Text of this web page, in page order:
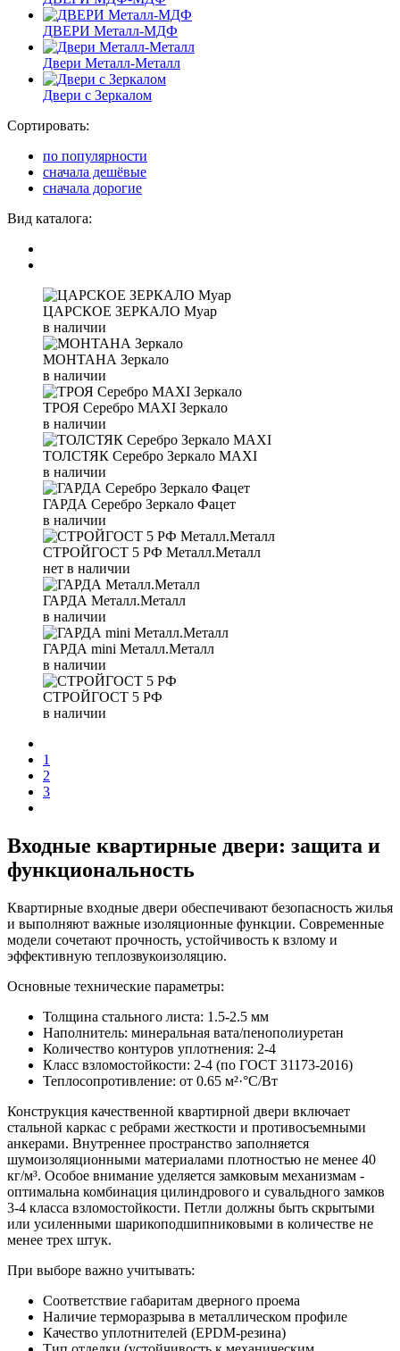
ДВЕРИ Металл-МДФ
Двери Металл-Металл
Двери с Зеркалом
Сортировать:
по популярности
сначала дешёвые
сначала дорогие
Вид каталога:
ЦАРСКОЕ ЗЕРКАЛО Муар
в наличии
МОНТАНА Зеркало
в наличии
ТРОЯ Серебро MAXI Зеркало
в наличии
ТОЛСТЯК Серебро Зеркало MAXI
в наличии
ГАРДА Серебро Зеркало Фацет
в наличии
СТРОЙГОСТ 5 РФ Металл.Металл
нет в наличии
ГАРДА Металл.Металл
в наличии
ГАРДА mini Металл.Металл
в наличии
СТРОЙГОСТ 5 РФ
в наличии
1
2
3
Входные квартирные двери: защита и
функциональность
Квартирные входные двери обеспечивают безопасность жилья
и выполняют важные изоляционные функции. Современные
модели сочетают прочность, устойчивость к взлому и
эффективную теплозвукоизоляцию.
Основные технические параметры:
Толщина стального листа: 1.5-2.5 мм
Наполнитель: минеральная вата/пенополиуретан
Количество контуров уплотнения: 2-4
Класс взломостойкости: 2-4 (по ГОСТ 31173-2016)
Теплосопротивление: от 0.65 м²·°C/Вт
Конструкция качественной квартирной двери включает
стальной каркас с ребрами жесткости и противосъемными
анкерами. Внутреннее пространство заполняется
шумоизоляционными материалами плотностью не менее 40
кг/м³. Особое внимание уделяется замковым механизмам -
оптимальна комбинация цилиндрового и сувальдного замков
3-4 класса взломостойкости. Петли должны быть скрытыми
или усиленными шарикоподшипниковыми в количестве не
менее трех штук.
При выборе важно учитывать:
Соответствие габаритам дверного проема
Наличие терморазрыва в металлическом профиле
Качество уплотнителей (EPDM-резина)